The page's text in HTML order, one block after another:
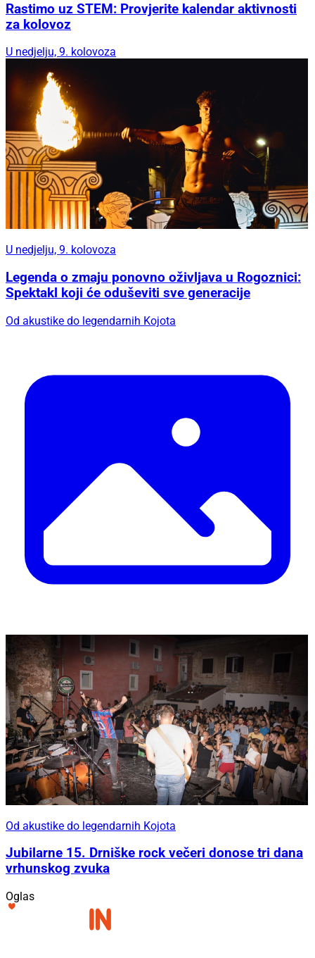
Rastimo uz STEM: Provjerite kalendar aktivnosti
za kolovoz
U nedjelju, 9. kolovoza
U nedjelju, 9. kolovoza
Legenda o zmaju ponovno oživljava u Rogoznici:
Spektakl koji će oduševiti sve generacije
Od akustike do legendarnih Kojota
Od akustike do legendarnih Kojota
Jubilarne 15. Drniške rock večeri donose tri dana
vrhunskog zvuka
Oglas